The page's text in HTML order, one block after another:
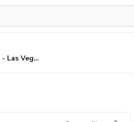
Masterclass - Las Vegas